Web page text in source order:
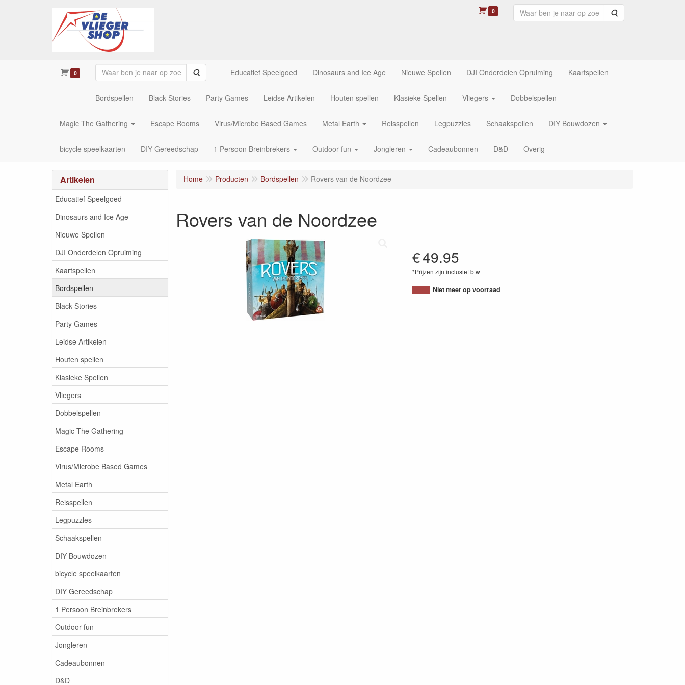
0 Zoeken
0 Zoeken Educatief Speelgoed Dinosaurs and Ice Age Nieuwe Spellen DJI Onderdelen Opruiming Kaartspellen
Bordspellen Black Stories Party Games Leidse Artikelen Houten spellen Klasieke Spellen Vliegers Dobbelspellen
Magic The Gathering Escape Rooms Virus/Microbe Based Games Metal Earth Reisspellen Legpuzzles Schaakspellen DIY Bouwdozen
bicycle speelkaarten DIY Gereedschap 1 Persoon Breinbrekers Outdoor fun Jongleren Cadeaubonnen D&D Overig
Artikelen
Educatief Speelgoed
Dinosaurs and Ice Age
Nieuwe Spellen
DJI Onderdelen Opruiming
Kaartspellen
Bordspellen
Black Stories
Party Games
Leidse Artikelen
Houten spellen
Klasieke Spellen
Vliegers
Dobbelspellen
Magic The Gathering
Escape Rooms
Virus/Microbe Based Games
Metal Earth
Reisspellen
Legpuzzles
Schaakspellen
DIY Bouwdozen
bicycle speelkaarten
DIY Gereedschap
1 Persoon Breinbrekers
Outdoor fun
Jongleren
Cadeaubonnen
D&D
Home Producten Bordspellen Rovers van de Noordzee
Rovers van de Noordzee
€49.95
*Prijzen zijn inclusief btw
8718026302764
Niet meer op voorraad